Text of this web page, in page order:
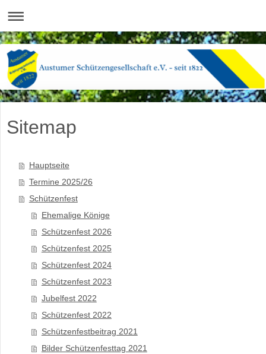
Sitemap
Hauptseite
Termine 2025/26
Schützenfest
Ehemalige Könige
Schützenfest 2026
Schützenfest 2025
Schützenfest 2024
Schützenfest 2023
Jubelfest 2022
Schützenfest 2022
Schützenfestbeitrag 2021
Bilder Schützenfesttag 2021